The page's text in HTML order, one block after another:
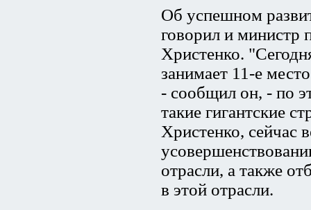
Об успешном
говорил и министр
Христенко.
занимает 11-е
- сообщил он, - по
такие гигантские
Христенко, сейчас
отрасли, а также
в этой отрасли.